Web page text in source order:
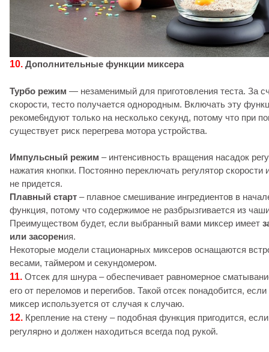
10. Дополнительные функции миксера
Турбо режим — незаменимый для приготовления теста. За
скорости, тесто получается однородным. Включать эту
рекоме6ндуют только на несколько секунд, потому что при
существует риск перегрева мотора устройства.
Импульсный режим – интенсивность вращения насадок
нажатия кнопки. Постоянно переключать регулятор скорости
не придется.
Плавный старт – плавное смешивание ингредиентов в
функция, потому что содержимое не разбрызгивается из
Преимуществом будет, если выбранный вами миксер имеет
или засорения.
Некоторые модели стационарных миксеров оснащаются
весами, таймером и секундомером.
11. Отсек для шнура – обеспечивает равномерное
его от переломов и перегибов. Такой отсек понадобится,
миксер используется от случая к случаю.
12. Крепление на стену – подобная функция пригодится,
регулярно и должен находиться всегда под рукой.